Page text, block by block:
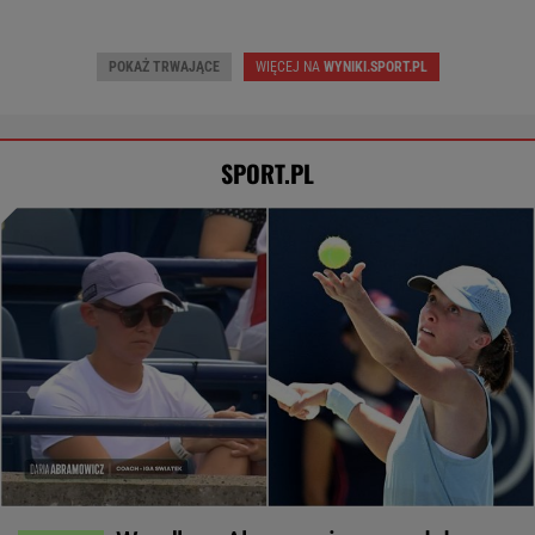
POKAŻ TRWAJĄCE WIĘCEJ NAWYNIKI.SPORT.PL
SPORT.PL